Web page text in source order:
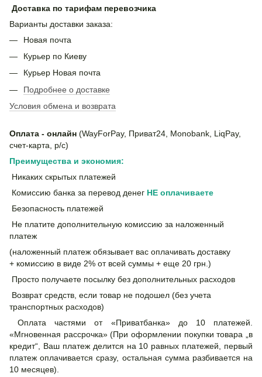
Доставка по тарифам перевозчика
Варианты доставки заказа:
Новая почта
Курьер по Киеву
Курьер Новая почта
Подробнее о доставке
Условия обмена и возврата
Оплата - онлайн (WayForPay, Приват24, Monobank, LiqPay,
счет-карта, р/с)
Преимущества и экономия:
Никаких скрытых платежей
Комиссию банка за перевод денег НЕ оплачиваете
Безопасность платежей
Не платите дополнительную комиссию за наложенный
платеж
(наложенный платеж обязывает вас оплачивать доставку
+ комиссию в виде 2% от всей суммы + еще 20 грн.)
Просто получаете посылку без дополнительных расходов
Возврат средств, если товар не подошел (без учета
транспортных расходов)
Оплата частями от «Приватбанка» до 10 платежей.
«Мгновенная рассрочка» (При оформлении покупки товара „в
кредит“, Ваш платеж делится на 10 равных платежей, первый
платеж оплачивается сразу, остальная сумма разбивается на
10 месяцев).